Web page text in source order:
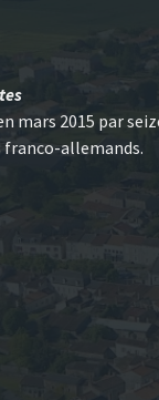
mars 2015 par
allemands.